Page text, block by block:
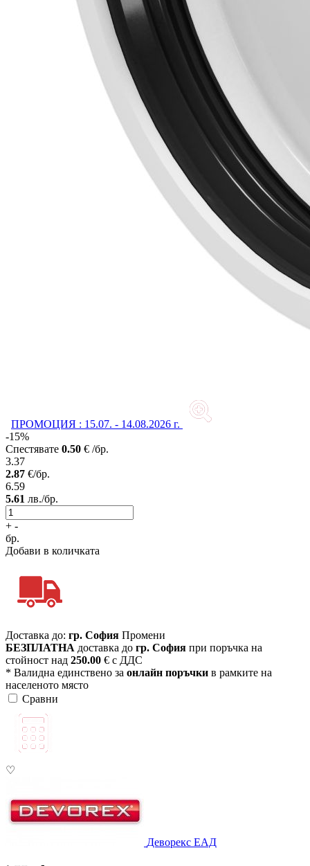
ПРОМОЦИЯ : 15.07. - 14.08.2026 г.
-15%
Спестявате 0.50 € /бр.
3.37
2.87 €/бр.
6.59
5.61 лв./бр.
+ -
бр.
Добави в количката
Доставка до: гр. София Промени
БЕЗПЛАТНА доставка до гр. София при поръчка на
стойност над 250.00 € с ДДС
* Валидна единствено за онлайн поръчки в рамките на
населеното място
Сравни
♡
Деворекс ЕАД